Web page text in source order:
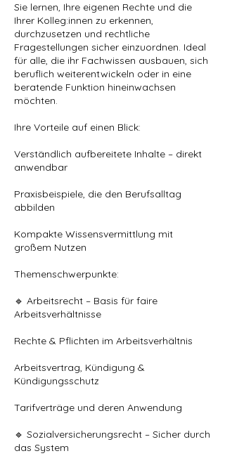
Sie lernen, Ihre eigenen Rechte und die
Ihrer Kolleg:innen zu erkennen,
durchzusetzen und rechtliche
Fragestellungen sicher einzuordnen. Ideal
für alle, die ihr Fachwissen ausbauen, sich
beruflich weiterentwickeln oder in eine
beratende Funktion hineinwachsen
möchten.
Ihre Vorteile auf einen Blick:
Verständlich aufbereitete Inhalte – direkt
anwendbar
Praxisbeispiele, die den Berufsalltag
abbilden
Kompakte Wissensvermittlung mit
großem Nutzen
Themenschwerpunkte:
🔹 Arbeitsrecht – Basis für faire
Arbeitsverhältnisse
Rechte & Pflichten im Arbeitsverhältnis
Arbeitsvertrag, Kündigung &
Kündigungsschutz
Tarifverträge und deren Anwendung
🔹 Sozialversicherungsrecht – Sicher durch
das System